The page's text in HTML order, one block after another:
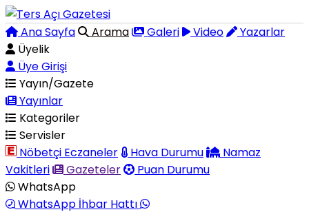
Ana Sayfa Arama Galeri Video
Yazarlar
Üyelik
Üye Girişi
Yayın/Gazete
Yayınlar
Kategoriler
Servisler
Nöbetçi Eczaneler
Hava Durumu
Namaz
Vakitleri
Gazeteler
Puan Durumu
WhatsApp
WhatsApp İhbar Hattı